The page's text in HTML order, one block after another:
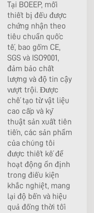
Tại BOEEP, mỗi
thiết bị đều được
chứng nhận theo
tiêu chuẩn quốc
tế, bao gồm CE,
SGS và ISO9001,
đảm bảo chất
lượng và độ tin cậy
vượt trội. Được
chế tạo từ vật liệu
cao cấp và kỹ
thuật sản xuất tiên
tiến, các sản phẩm
của chúng tôi
được thiết kế để
hoạt động ổn định
trong điều kiện
khắc nghiệt, mang
lại độ bền và hiệu
quả đồng thời tối